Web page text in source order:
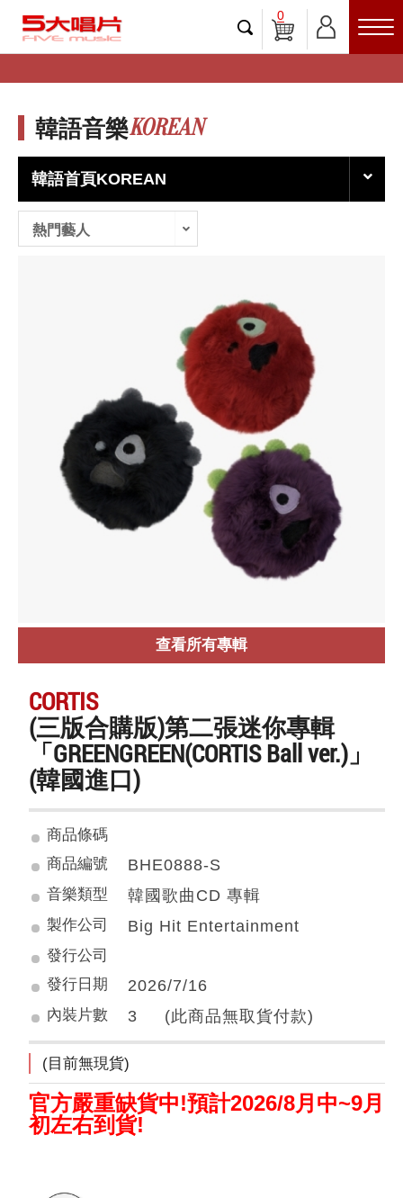
0
韓語音樂KOREAN
韓語首頁KOREAN
熱門藝人
查看所有專輯
CORTIS
(三版合購版)第二張迷你專輯
「GREENGREEN(CORTIS Ball ver.)」
(韓國進口)
商品條碼
商品編號
BHE0888-S
音樂類型 韓國歌曲CD 專輯
製作公司 Big Hit Entertainment
發行公司
發行日期
2026/7/16
內裝片數 3 (此商品無取貨付款)
(目前無現貨)
官方嚴重缺貨中!預計2026/8月中~9月
初左右到貨!